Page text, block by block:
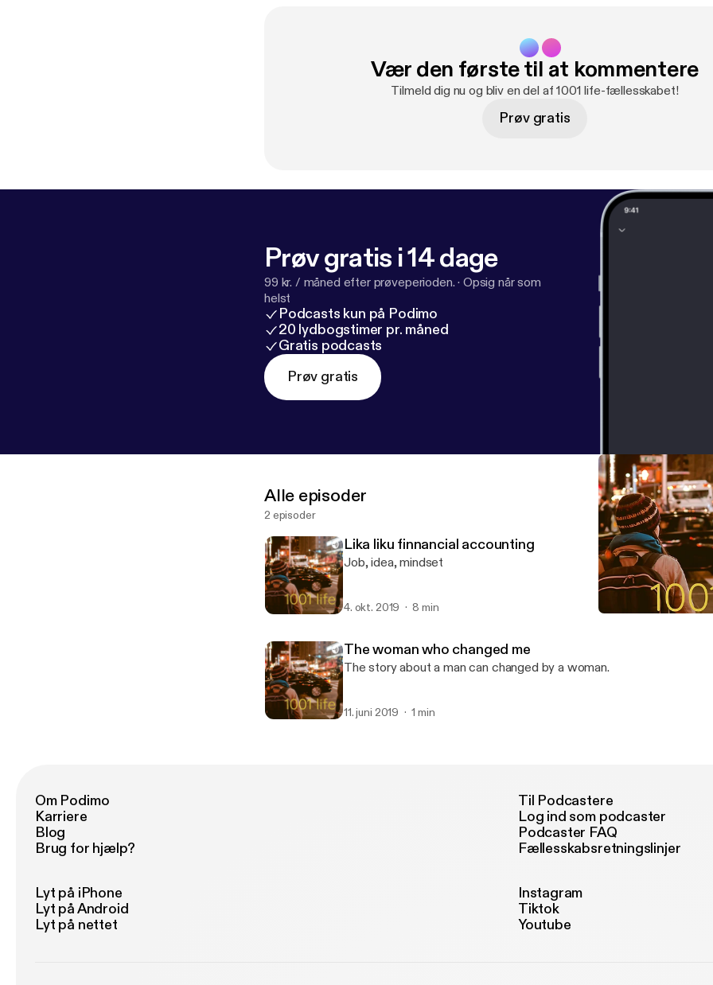
Vær den første til at kommentere
Tilmeld dig nu og bliv en del af 1001 life-fællesskabet!
Prøv gratis
Prøv gratis i 14 dage
99 kr. / måned efter prøveperioden. · Opsig når som
helst
Podcasts kun på Podimo
20 lydbogstimer pr. måned
Gratis podcasts
Prøv gratis
Alle episoder
2 episoder
Lika liku finnancial accounting
Job, idea, mindset
4. okt. 2019 8 min
The woman who changed me
The story about a man can changed by a woman.
11. juni 2019 1 min
Om Podimo
Karriere
Blog
Brug for hjælp?
Til Podcastere
Log ind som podcaster
Podcaster FAQ
Fællesskabsretningslinjer
Lyt på iPhone
Lyt på Android
Lyt på nettet
Instagram
Tiktok
Youtube